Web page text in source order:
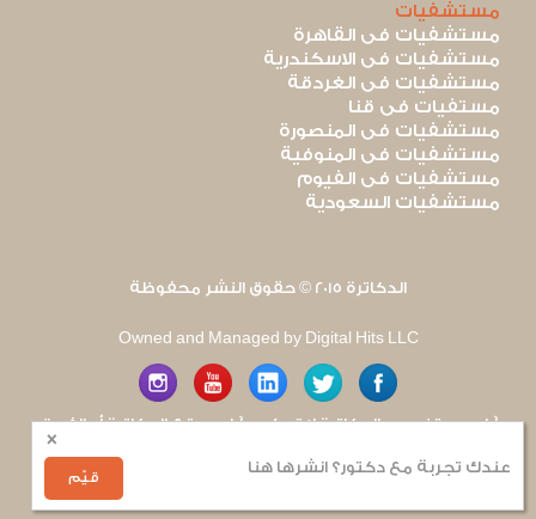
×
قيّم
عندك تجربة مع دكتور؟ انشرها هنا
مستشفيات
مستشفيات فى القاهرة
مستشفيات فى الاسكندرية
مستشفيات فى الغردقة
مستفيات فى قنا
مستشفيات فى المنصورة
مستشفيات فى المنوفية
مستشفيات فى الفيوم
مستشفيات السعودية
الدكاترة 2015 © حقوق النشر محفوظة
Owned and Managed by Digital Hits LLC
آراء مستخدمى الدكاترة لا تعكس آراء موقع الدكاترة أو الفريق
العامل به. يتم بذل قصارى الجهد لضمان منع نشر أى اساءة أو
هجوم شخصى.للإبلاغ عن أى إساءة